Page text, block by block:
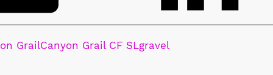
GrailCanyon Grail CF SLgravel